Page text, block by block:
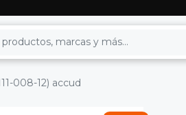
008-12) accud